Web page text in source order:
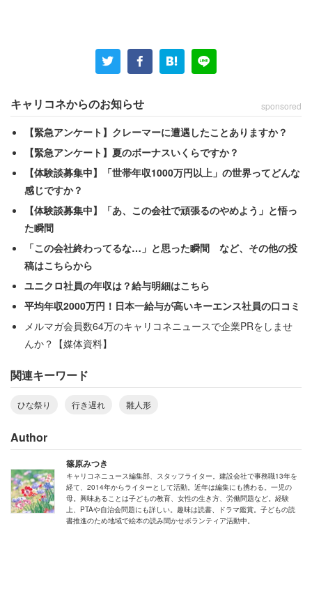
の意見が上がりました。
「おっさんたちの考えが時代遅れなだけよ、気にす
るな」
「いまどき行き遅れも何も。自立してればどうでも
ええんです」
などのほか、同僚男性にデリカシーが無いという批判や、
言葉自体が古い、結婚・出産だけが幸せじゃない、という
怒りの声も相次ぎました。中には、「実際だいぶしまわな
かった私。もちろん結婚してません」などの自虐コメント
や、「一年中お雛様出てたけど、31で結婚したよ？姉は
23で結婚したし（笑）」など、この言説を笑い飛ばす声も
多数入っています。
雛人形の大手、「久月
「それは根拠のないことです。おひなさまを飾る時
期・しまう時期は、その季節の範囲内ならいつでも
結構です」
キャリコネからのお知らせ sponsored
【緊急アンケート】クレーマーに遭遇したことありますか？
【緊急アンケート】夏のボーナスいくらですか？
【体験談募集中】「世帯年収1000万円以上」の世界ってどんな
感じですか？
【体験談募集中】「あ、この会社で頑張るのやめよう」と悟っ
た瞬間
「この会社終わってるな…」と思った瞬間 など、その他の投
稿はこちらから
ユニクロ社員の年収は？給与明細はこちら
平均年収2000万円！日本一給与が高いキーエンス社員の口コミ
メルマガ会員数64万のキャリコネニュースで企業PRをしませ
んか？【媒体資料】
関連キーワード
ひな祭り 行き遅れ 雛人形
Author
篠原みつき
キャリコネニュース編集部、スタッフライター。建設会社で事務職13年を
経て、2014年からライターとして活動。近年は編集にも携わる。一児の
母。興味あることは子どもの教育、女性の生き方、労働問題など。経験
上、PTAや自治会問題にも詳しい。趣味は読書、ドラマ鑑賞。子どもの読
書推進のため地域で絵本の読み聞かせボランティア活動中。